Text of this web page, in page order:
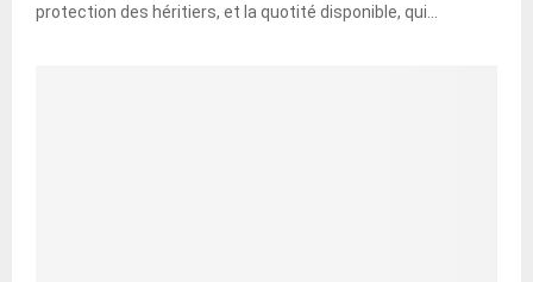
protection des héritiers, et la quotité disponible, qui...